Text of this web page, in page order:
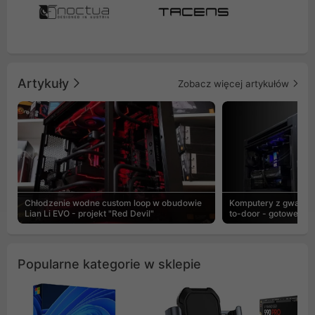
Artykuły Zobacz więcej artykułów
Chłodzenie wodne custom loop w obudowie
Lian Li EVO - projekt "Red Devil"
Komputery z
to-door - gotowe
Popularne kategorie w sklepie